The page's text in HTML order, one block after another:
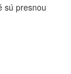
sú presnou